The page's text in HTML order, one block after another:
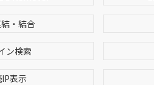
・結合
ン検索
表示